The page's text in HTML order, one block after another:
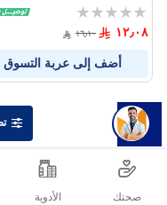
Rating:
0%
١٢٫٠٨ ١٦٫١٠
أضف إلى عربة التسوق
صحتك الأدوية